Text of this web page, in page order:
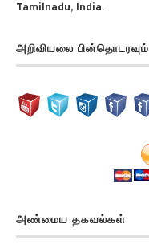
Tamilnadu, India.
அறிவியலை பின்தொடரவும்
அண்மைய தகவல்கள்